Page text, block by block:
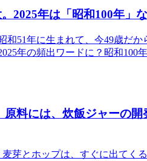
2025年は「昭和100年」
和51年に生まれて、今49歳だ
年の頻出ワードに？昭和100
料には、炊飯ジャーの
芽とホップは、すぐに出てく